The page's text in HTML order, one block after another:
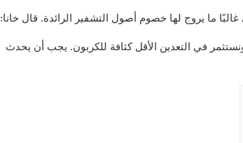
ما يروج لها خصوم أصول التشفير الرائدة. قال خانا:
في التعدين الأقل كثافة للكربون. يجب أن يحدث